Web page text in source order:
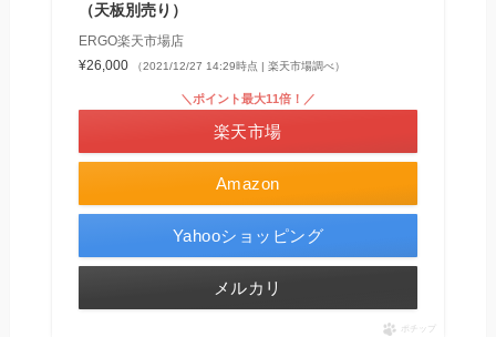
（天板別売り）
ERGO楽天市場店
¥26,000
（2021/12/27 14:29時点 | 楽天市場調べ）
Amazon
＼ポイント最大11倍！／
楽天市場
Yahooショッピング
メルカリ
ポチップ